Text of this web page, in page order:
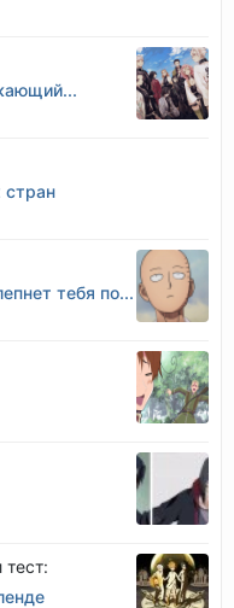
стран
тебя по...